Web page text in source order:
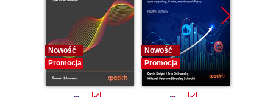
Nowość
Promocja
Nowość
Promocja